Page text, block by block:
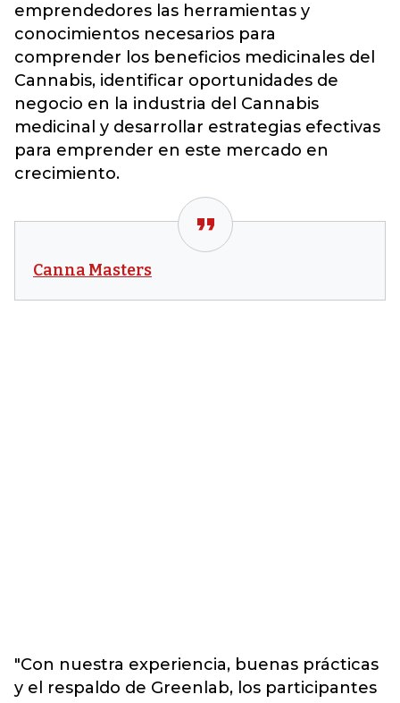
emprendedores las herramientas y
conocimientos necesarios para
comprender los beneficios medicinales del
Cannabis, identificar oportunidades de
negocio en la industria del Cannabis
medicinal y desarrollar estrategias efectivas
para emprender en este mercado en
crecimiento.
Canna Masters
"Con nuestra experiencia, buenas prácticas
y el respaldo de Greenlab, los participantes